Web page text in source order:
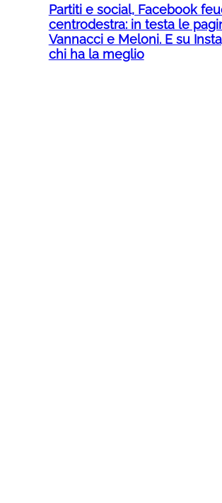
Partiti e social, Facebook
centrodestra: in testa le
Vannacci e Meloni. E su
chi ha la meglio